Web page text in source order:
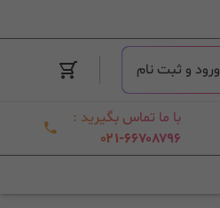
ورود و ثبت نام
با ما تماس بگیرید :
۰۲۱-۶۶۷۰۸۷۹۶